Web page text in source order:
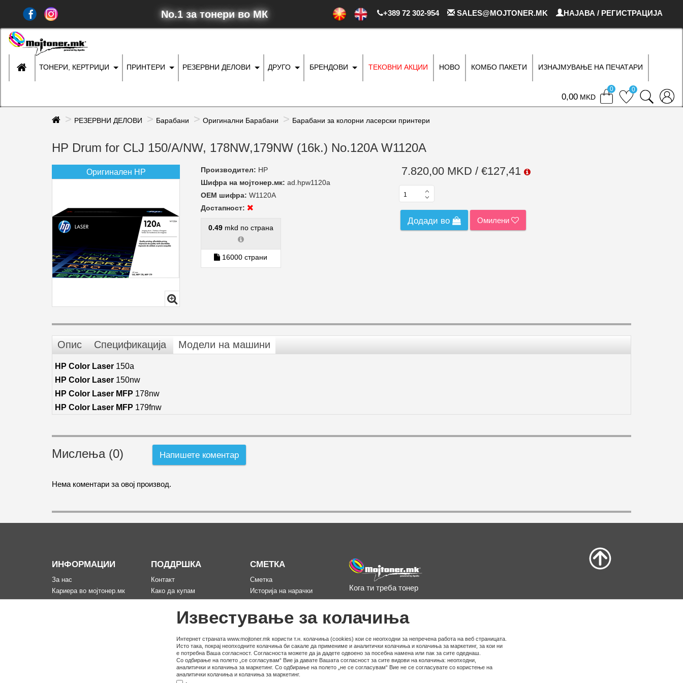
Известување за колачиња
Интернет страната www.mojtoner.mk користи т.н. колачиња (cookies) кои се неопходни за непречена работа на веб страницата.
Исто така, покрај неопходните колачиња би сакале да примениме и аналитички колачиња и колачиња за маркетинг, за кои ни
е потребна Ваша согласност. Согласноста можете да ја дадете одвоено за посебна намена или пак за сите одеднаш.
Со одбирање на полето „се согласувам“ Вие ја давате Вашата согласност за сите видови на колачиња: неопходни,
аналитички и колачиња за маркетинг. Со одбирање на полето „не се согласувам“ Вие не се согласувате со користење на
аналитички колачиња и колачиња за маркетинг.
No.1 за тонери во МК +389 72 302-954 SALES@MOJTONER.MK НАЈАВА / РЕГИСТРАЦИЈА
ТОНЕРИ, КЕРТРИЏИ ПРИНТЕРИ РЕЗЕРВНИ ДЕЛОВИ ДРУГО БРЕНДОВИ ТЕКОВНИ АКЦИИ НОВО КОМБО ПАКЕТИ ИЗНАЈМУВАЊЕ НА ПЕЧАТАРИ
0 MKD
0 0
РЕЗЕРВНИ ДЕЛОВИ Барабани Оригинални Барабани Барабани за колорни ласерски принтери
HP Drum for CLJ 150/A/NW, 178NW,179NW (16k.) No.120A W1120A
Оригинален HP Производител: HP
Шифра на мојтонер.мк: ad.hpw1120a
ОЕМ шифра: W1120A
Достапност:
0.49 mkd по страна
16000 страни
7.820,00 MKD / €127,41
Додади во Омилени
Опис Спецификација Модели на машини
HP Color Laser 150a
HP Color Laser 150nw
HP Color Laser MFP 178nw
HP Color Laser MFP 179fnw
Мислења (0) Напишете коментар
Нема коментари за овој производ.
ИНФОРМАЦИИ
За нас
Кариера во мојтонер.мк
Информации за испорака
ПОДДРШКА
Контакт
Како да купам
Рекламација за производ
Мапа на сајтот
СМЕТКА
Сметка
Историја на нарачки
Омилени
Кога ти треба тонер